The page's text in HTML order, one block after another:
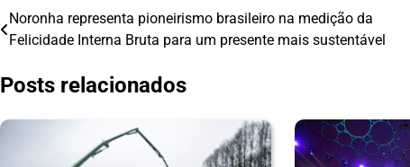
Navegação
Post
Noronha representa pioneirismo brasileiro na medição da
Felicidade Interna Bruta para um presente mais sustentável
Posts relacionados